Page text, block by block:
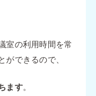
室の利用時間を常
ができるので、
ます。